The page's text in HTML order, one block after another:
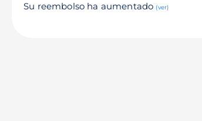
Su reembolso ha aumentado (ver)